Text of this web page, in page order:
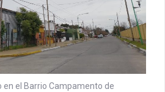
en el Barrio Campamento de